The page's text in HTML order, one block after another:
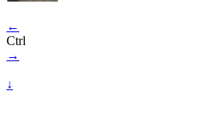
←
Ctrl
→
↓